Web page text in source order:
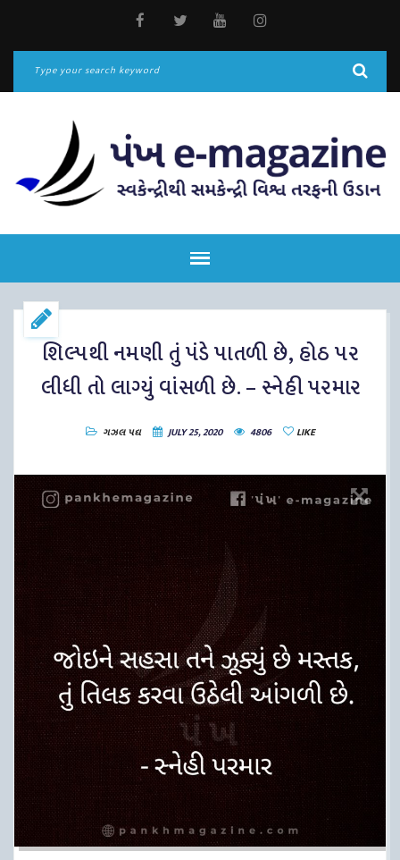
શિલ્પથી નમણી તું પંડે પાતળી છે, હોઠ પર
લીધી તો લાગ્યું વાંસળી છે. – સ્નેહી પરમાર
ગઝલ પદ્ય JULY 25, 2020 4806 LIKE